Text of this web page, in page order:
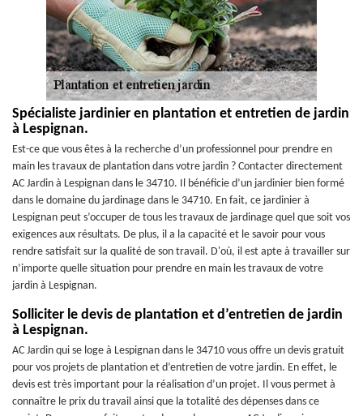
Spécialiste jardinier en plantation et entretien de jardin
à Lespignan.
Est-ce que vous êtes à la recherche d’un professionnel pour prendre en
main les travaux de plantation dans votre jardin ? Contacter directement
AC Jardin à Lespignan dans le 34710. Il bénéficie d’un jardinier bien formé
dans le domaine du jardinage dans le 34710. En fait, ce jardinier à
Lespignan peut s’occuper de tous les travaux de jardinage quel que soit vos
exigences aux résultats. De plus, il a la capacité et le savoir pour vous
rendre satisfait sur la qualité de son travail. D'où, il est apte à travailler sur
n’importe quelle situation pour prendre en main les travaux de votre
jardin à Lespignan.
Solliciter le devis de plantation et d’entretien de jardin
à Lespignan.
AC Jardin qui se loge à Lespignan dans le 34710 vous offre un devis gratuit
pour vos projets de plantation et d’entretien de votre jardin. En effet, le
devis est très important pour la réalisation d’un projet. Il vous permet à
connaître le prix du travail ainsi que la totalité des dépenses dans ce